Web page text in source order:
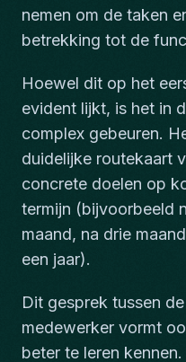
nemen om de taken
betrekking tot de
Hoewel dit op het
evident lijkt, is het in
complex gebeuren.
duidelijke routekaart
concrete doelen op
termijn (bijvoorbeeld
maand, na drie
een jaar).
Dit gesprek tussen
medewerker vormt
beter te leren